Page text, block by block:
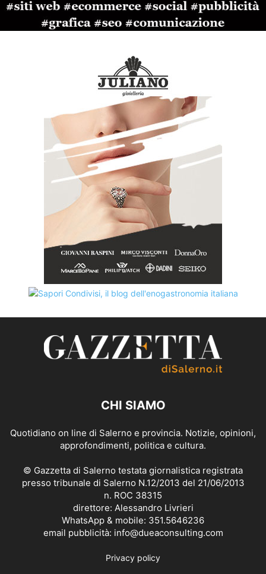
CHI SIAMO
Quotidiano on line di Salerno e provincia. Notizie, opinioni,
approfondimenti, politica e cultura.
© Gazzetta di Salerno testata giornalistica registrata
presso tribunale di Salerno N.12/2013 del 21/06/2013
n. ROC 38315
direttore: Alessandro Livrieri
WhatsApp & mobile: 351.5646236
email pubblicità: info@dueaconsulting.com
Privacy policy